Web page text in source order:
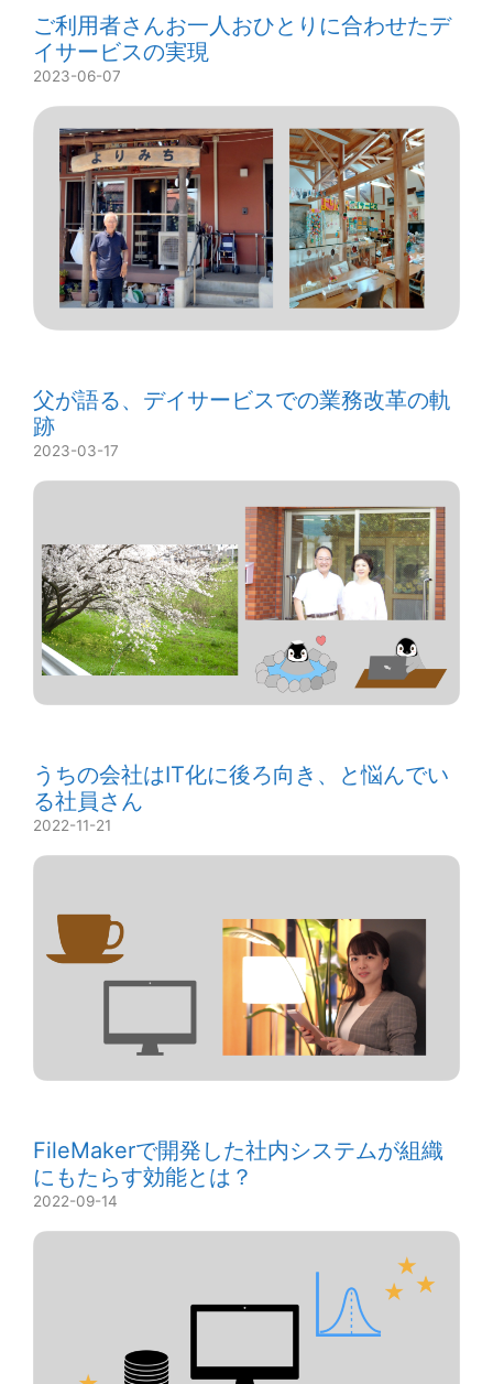
ご利用者さんお一人おひとりに合わせたデ
イサービスの実現
2023-06-07
父が語る、デイサービスでの業務改革の軌
跡
2023-03-17
うちの会社はIT化に後ろ向き、と悩んでい
る社員さん
2022-11-21
FileMakerで開発した社内システムが組織
にもたらす効能とは？
2022-09-14